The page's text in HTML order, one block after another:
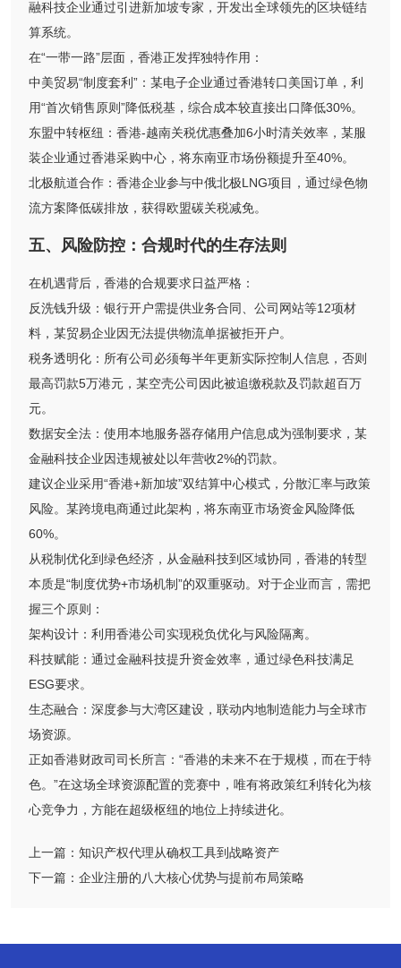
融科技企业通过引进新加坡专家，开发出全球领先的区块链结
算系统。
在“一带一路”层面，香港正发挥独特作用：
中美贸易“制度套利”：某电子企业通过香港转口美国订单，利
用“首次销售原则”降低税基，综合成本较直接出口降低30%。
东盟中转枢纽：香港-越南关税优惠叠加6小时清关效率，某服
装企业通过香港采购中心，将东南亚市场份额提升至40%。
北极航道合作：香港企业参与中俄北极LNG项目，通过绿色物
流方案降低碳排放，获得欧盟碳关税减免。
五、风险防控：合规时代的生存法则
在机遇背后，香港的合规要求日益严格：
反洗钱升级：银行开户需提供业务合同、公司网站等12项材
料，某贸易企业因无法提供物流单据被拒开户。
税务透明化：所有公司必须每半年更新实际控制人信息，否则
最高罚款5万港元，某空壳公司因此被追缴税款及罚款超百万
元。
数据安全法：使用本地服务器存储用户信息成为强制要求，某
金融科技企业因违规被处以年营收2%的罚款。
建议企业采用“香港+新加坡”双结算中心模式，分散汇率与政策
风险。某跨境电商通过此架构，将东南亚市场资金风险降低
60%。
从税制优化到绿色经济，从金融科技到区域协同，香港的转型
本质是“制度优势+市场机制”的双重驱动。对于企业而言，需把
握三个原则：
架构设计：利用香港公司实现税负优化与风险隔离。
科技赋能：通过金融科技提升资金效率，通过绿色科技满足
ESG要求。
生态融合：深度参与大湾区建设，联动内地制造能力与全球市
场资源。
正如香港财政司司长所言：“香港的未来不在于规模，而在于特
色。”在这场全球资源配置的竞赛中，唯有将政策红利转化为核
心竞争力，方能在超级枢纽的地位上持续进化。
上一篇： 知识产权代理从确权工具到战略资产
下一篇： 企业注册的八大核心优势与提前布局策略